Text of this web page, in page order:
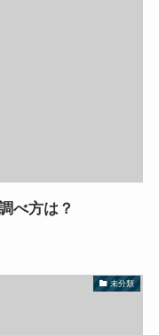
べ方は？
未分類